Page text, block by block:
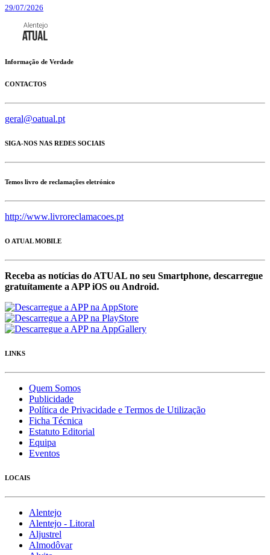
29/07/2026
Informação de Verdade
CONTACTOS
geral@oatual.pt
SIGA-NOS NAS REDES SOCIAIS
Temos livro de reclamações eletrónico
http://www.livroreclamacoes.pt
O ATUAL MOBILE
Receba as notícias do ATUAL no seu Smartphone, descarregue
gratuítamente a APP iOS ou Android.
LINKS
Quem Somos
Publicidade
Política de Privacidade e Termos de Utilização
Ficha Técnica
Estatuto Editorial
Equipa
Eventos
LOCAIS
Alentejo
Alentejo - Litoral
Aljustrel
Almodôvar